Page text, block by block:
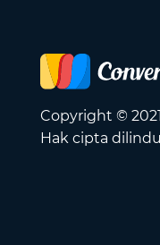
Copyright ©
Hak cipta